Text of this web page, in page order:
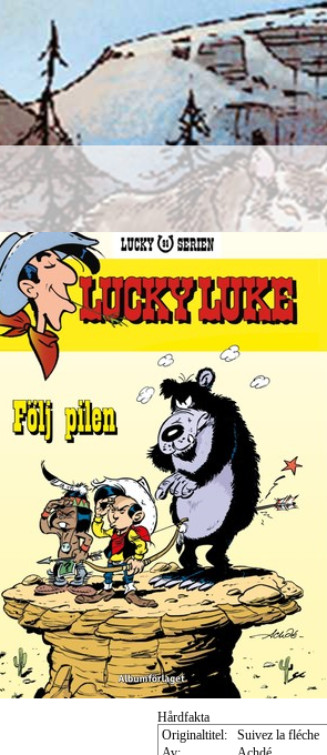
Hårdfakta
Originaltitel:
Suivez la fléche
Av:
Achdé